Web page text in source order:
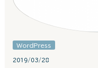
WordPress
2019/03/28